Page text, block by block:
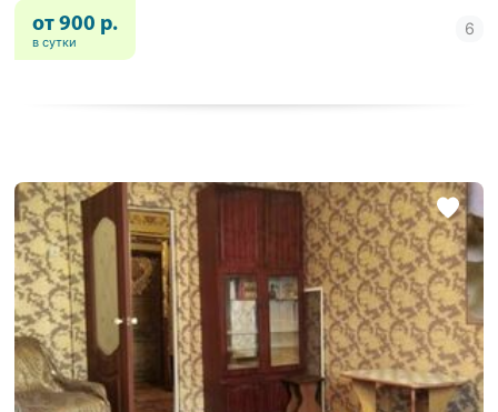
от 900 р.
в сутки